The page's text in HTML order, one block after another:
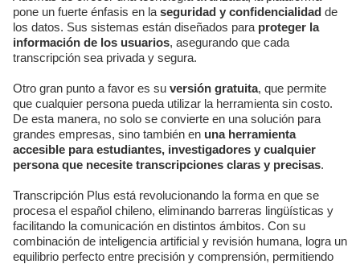
pone un fuerte énfasis en la seguridad y confidencialidad de
los datos. Sus sistemas están diseñados para proteger la
información de los usuarios, asegurando que cada
transcripción sea privada y segura.
Otro gran punto a favor es su versión gratuita, que permite
que cualquier persona pueda utilizar la herramienta sin costo.
De esta manera, no solo se convierte en una solución para
grandes empresas, sino también en una herramienta
accesible para estudiantes, investigadores y cualquier
persona que necesite transcripciones claras y precisas.
Transcripción Plus está revolucionando la forma en que se
procesa el español chileno, eliminando barreras lingüísticas y
facilitando la comunicación en distintos ámbitos. Con su
combinación de inteligencia artificial y revisión humana, logra un
equilibrio perfecto entre precisión y comprensión, permitiendo